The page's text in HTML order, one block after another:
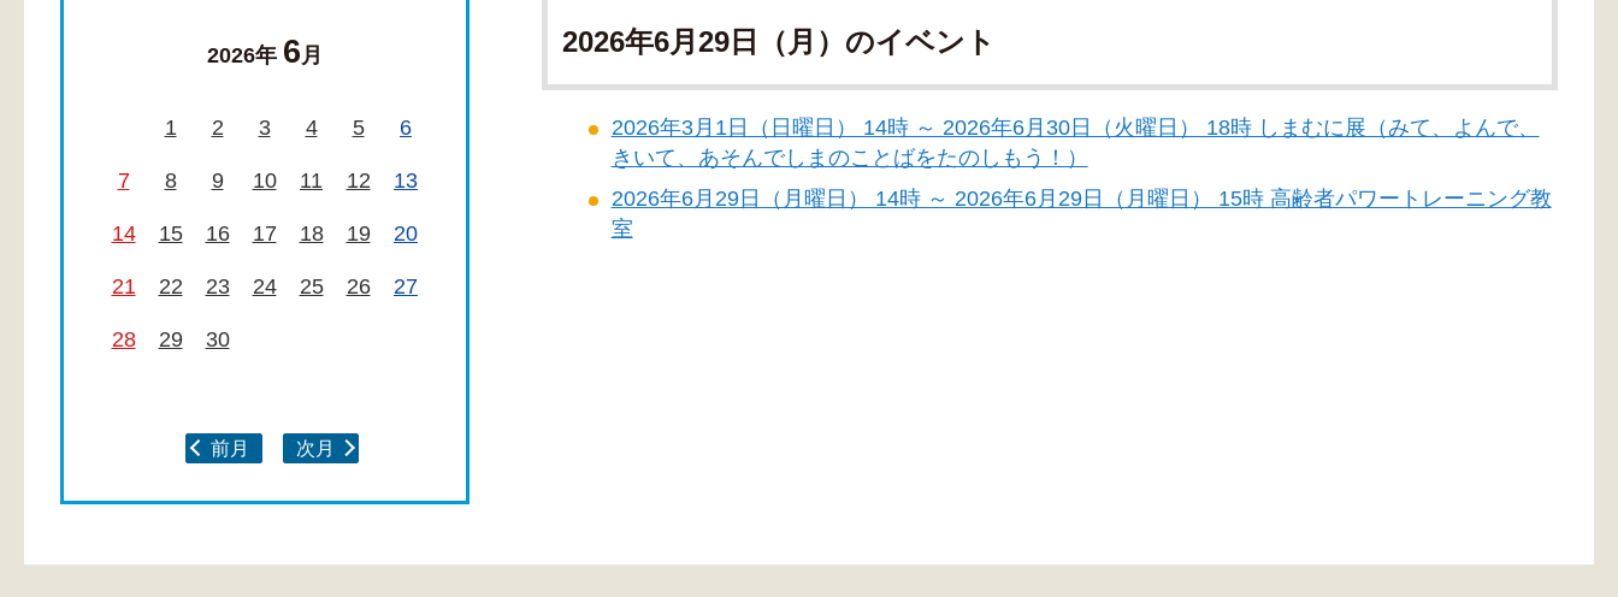
2026年 6月
1 2 3 4 5 6
7 8 9 10 11 12 13
14 15 16 17 18 19 20
21 22 23 24 25 26 27
28 29 30
前月 次月
2026年6月29日（月）のイベント
2026年3月1日（日曜日） 14時 ～ 2026年6月30日（火曜日） 18時 しまむに展（みて、よんで、
きいて、あそんでしまのことばをたのしもう！）
2026年6月29日（月曜日） 14時 ～ 2026年6月29日（月曜日） 15時 高齢者パワートレーニング教
室